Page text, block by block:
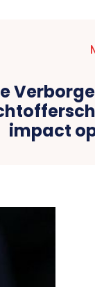
impact